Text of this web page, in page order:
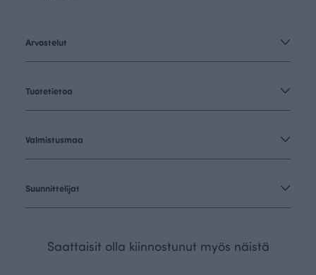
Arvostelut
Tuotetietoa
Valmistusmaa
Suunnittelijat
Saattaisit olla kiinnostunut myös näistä